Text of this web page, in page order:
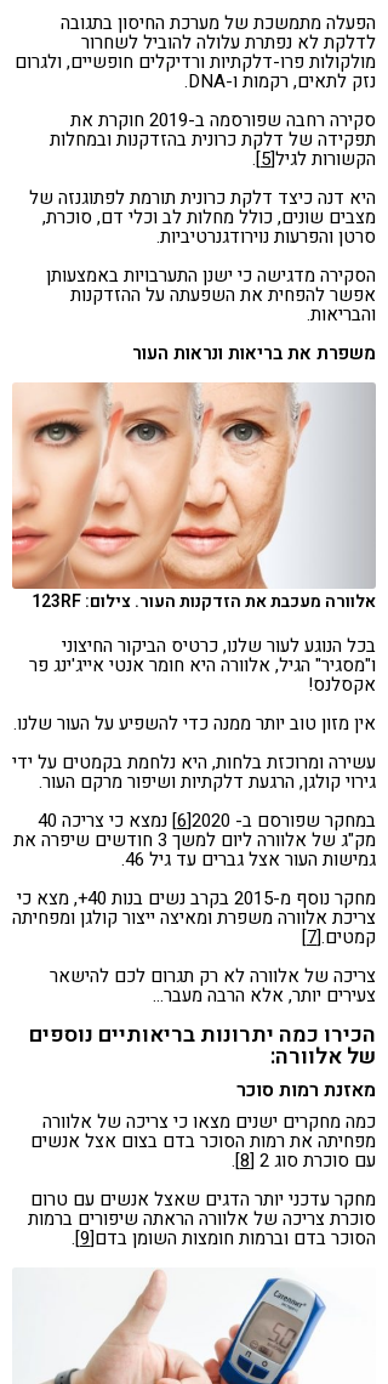
הפעלה מתמשכת של מערכת החיסון בתגובה
לדלקת לא נפתרת עלולה להוביל לשחרור
מולקולות פרו-דלקתיות ורדיקלים חופשיים, ולגרום
נזק לתאים, רקמות ו-DNA.
סקירה רחבה שפורסמה ב-2019 חוקרת את
תפקידה של דלקת כרונית בהזדקנות ובמחלות
הקשורות לגיל[5]
.
היא דנה כיצד דלקת כרונית תורמת לפתוגנזה של
מצבים שונים, כולל מחלות לב וכלי דם, סוכרת,
סרטן והפרעות נוירודגנרטיביות.
הסקירה מדגישה כי ישנן התערבויות באמצעותן
אפשר להפחית את השפעתה על ההזדקנות
והבריאות.
משפרת את בריאות ונראות העור
אלוורה מעכבת את הזדקנות העור. צילום: 123RF
בכל הנוגע לעור שלנו, כרטיס הביקור החיצוני
ו"מסגיר" הגיל, אלוורה היא חומר אנטי אייג'ינג פר
אקסלנס!
אין מזון טוב יותר ממנה כדי להשפיע על העור שלנו.
עשירה ומרוכזת בלחות, היא נלחמת בקמטים על ידי
גירוי קולגן, הרגעת דלקתיות ושיפור מרקם העור.
במחקר שפורסם ב- 2020
[6] נמצא כי צריכה 40
מק"ג של אלוורה ליום למשך 3 חודשים שיפרה את
גמישות העור אצל גברים עד גיל 46.
מחקר נוסף מ-2015 בקרב נשים בנות 40+, מצא כי
צריכת אלוורה משפרת ומאיצה ייצור קולגן ומפחיתה
קמטים.[7]
צריכה של אלוורה לא רק תגרום לכם להישאר
צעירים יותר, אלא הרבה מעבר…
הכירו כמה יתרונות בריאותיים נוספים
של אלוורה:
מאזנת רמות סוכר
כמה מחקרים ישנים מצאו כי צריכה של אלוורה
מפחיתה את רמות הסוכר בדם בצום אצל אנשים
עם סוכרת סוג 2 [8]
.
מחקר עדכני יותר הדגים שאצל אנשים עם טרום
סוכרת צריכה של אלוורה הראתה שיפורים ברמות
הסוכר בדם וברמות חומצות השומן בדם[9]
.